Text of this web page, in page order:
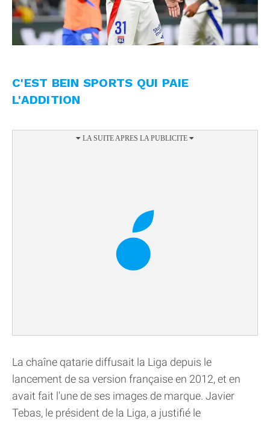
C'EST BEIN SPORTS QUI PAIE
L'ADDITION
La chaîne qatarie diffusait la Liga depuis le
lancement de sa version française en 2012, et en
avait fait l'une de ses images de marque. Javier
Tebas, le président de la Liga, a justifié le